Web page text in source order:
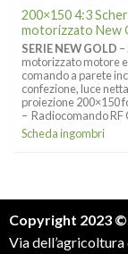
200×150 4:3
motorizzato New
SERIE NEW GOLD –
motorizzato motore
comando a parete
confezione, luce
proiezione 200×150
– Radiocomando RF
Scheda ingombri
Copyright 2023 ©
Via